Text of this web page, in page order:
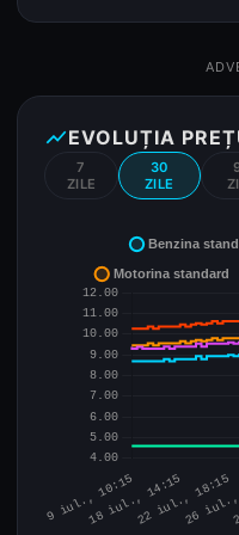
show_chartEVOLUȚIA
7
ZILE
30
ZILE